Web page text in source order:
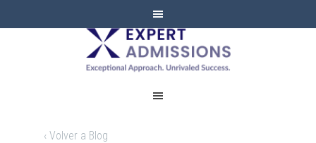
EXPERT
ADMISSIONS
‹ Volver a Blog